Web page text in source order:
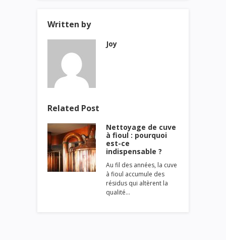
Written by
Joy
Related Post
Nettoyage de cuve
à fioul : pourquoi
est-ce
indispensable ?
Au fil des années, la cuve
à fioul accumule des
résidus qui altèrent la
qualité…